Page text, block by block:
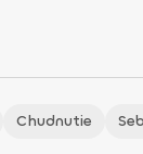
Chudnutie